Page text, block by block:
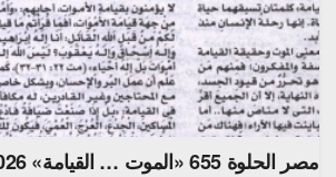
مصر الحلوة 655 «الموت … القيامة» 15/4/2026